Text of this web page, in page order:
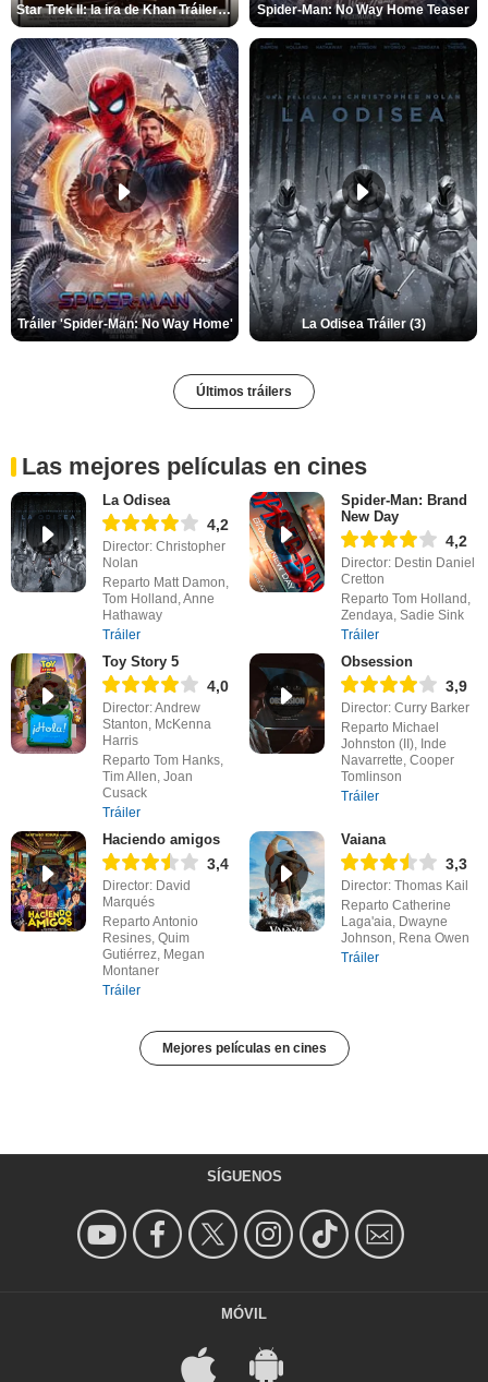
Star Trek II: la ira de Khan Tráiler VO Spider-Man: No Way Home Teaser
Tráiler 'Spider-Man: No Way Home' La Odisea Tráiler (3)
Últimos tráilers
Las mejores películas en cines
La Odisea
4,2
Director: Christopher
Nolan
Reparto Matt Damon,
Tom Holland, Anne
Hathaway
Tráiler
Spider-Man: Brand
New Day
4,2
Director: Destin Daniel
Cretton
Reparto Tom Holland,
Zendaya, Sadie Sink
Tráiler
Toy Story 5
4,0
Director: Andrew
Stanton, McKenna
Harris
Reparto Tom Hanks,
Tim Allen, Joan
Cusack
Tráiler
Obsession
3,9
Director: Curry Barker
Reparto Michael
Johnston (II), Inde
Navarrette, Cooper
Tomlinson
Tráiler
Haciendo amigos
3,4
Director: David
Marqués
Reparto Antonio
Resines, Quim
Gutiérrez, Megan
Montaner
Tráiler
Vaiana
3,3
Director: Thomas Kail
Reparto Catherine
Laga'aia, Dwayne
Johnson, Rena Owen
Tráiler
Mejores películas en cines
SÍGUENOS
MÓVIL